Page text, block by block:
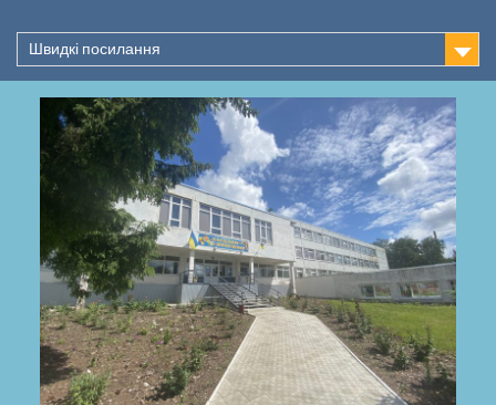
до
вмістуШвидкі посилання